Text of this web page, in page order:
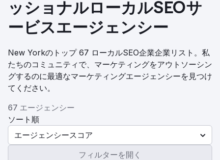
ッショナルローカルSEOサ
ービスエージェンシー
New Yorkのトップ 67 ローカルSEO企業企業リスト。私
たちのコミュニティで、マーケティングをアウトソーシン
グするのに最適なマーケティングエージェンシーを見つけ
てください。
67 エージェンシー
ソート順
エージェンシースコア
フィルターを開く